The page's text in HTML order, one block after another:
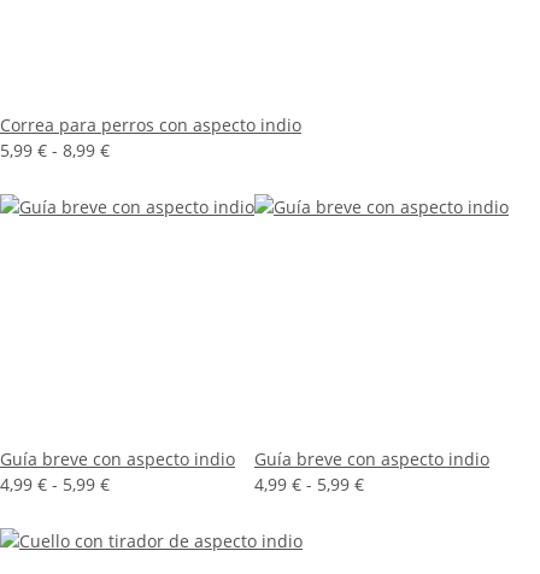
Correa para perros con aspecto indio
5,99 € - 8,99 €
Guía breve con aspecto indio
4,99 € - 5,99 €
Guía breve con aspecto indio
4,99 € - 5,99 €